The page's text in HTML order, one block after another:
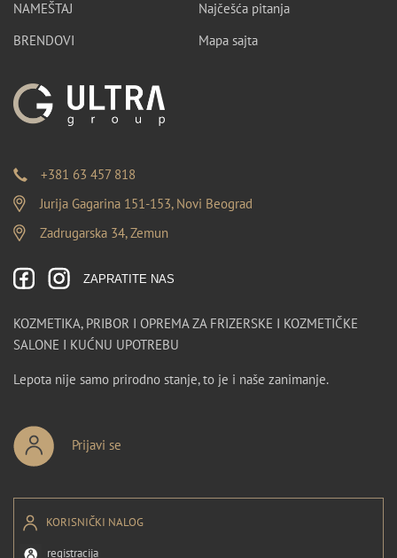
NAMEŠTAJ
BRENDOVI
Najčešća pitanja
Mapa sajta
+381 63 457 818
Jurija Gagarina 151-153, Novi Beograd
Zadrugarska 34, Zemun
ZAPRATITE NAS
KOZMETIKA, PRIBOR I OPREMA ZA FRIZERSKE I KOZMETIČKE
SALONE I KUĆNU UPOTREBU
Lepota nije samo prirodno stanje, to je i naše zanimanje.
Prijavi se
KORISNIČKI NALOG
registracija